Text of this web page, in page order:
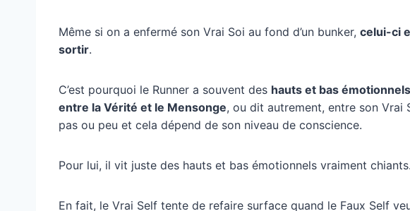
Même si on a enfermé son Vrai Soi au fond d’un bunker, celui-ci
sortir.
C’est pourquoi le Runner a souvent des hauts et bas émotionnels
entre la Vérité et le Mensonge, ou dit autrement, entre son Vrai
pas ou peu et cela dépend de son niveau de conscience.
Pour lui, il vit juste des hauts et bas émotionnels vraiment chiants.
En fait, le Vrai Self tente de refaire surface quand le Faux Self